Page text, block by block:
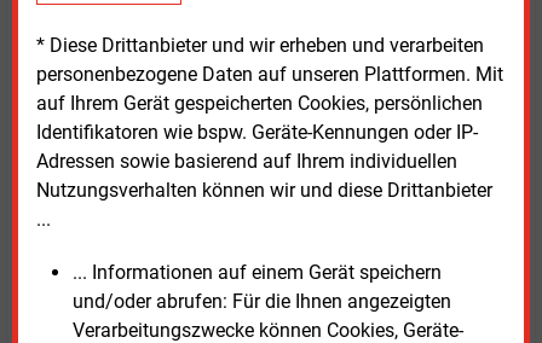
* Diese Drittanbieter und wir erheben und verarbeiten
personenbezogene Daten auf unseren Plattformen. Mit
auf Ihrem Gerät gespeicherten Cookies, persönlichen
Identifikatoren wie bspw. Geräte-Kennungen oder IP-
Adressen sowie basierend auf Ihrem individuellen
Nutzungsverhalten können wir und diese Drittanbieter
...
... Informationen auf einem Gerät speichern
und/oder abrufen: Für die Ihnen angezeigten
Verarbeitungszwecke können Cookies, Geräte-
Forschungseinrichtungen. Kai Holtappels, Sprecher
des Wasserstoff-Kompetenzzentrums, betonte: „Die
Testplattform soll ein Innovationsmotor für die
Wasserstoffwirtschaft werden. Hier können
Unternehmen, Netzbetreiber und
Forschungseinrichtungen neue Materialien, Bauteile,
Überwachungsverfahren sowie Wartungs- und
Wasserstofftechnologien gestärkt und ihre breite
Anwendung vorangebracht werden.